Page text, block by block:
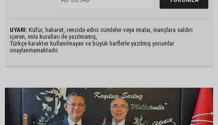
UYARI: Küfür, hakaret, rencide edici cümleler veya imalar, inançlara saldırı
içeren, imla kuralları ile yazılmamış,
Türkçe karakter kullanılmayan ve büyük harflerle yazılmış yorumlar
onaylanmamaktadır.